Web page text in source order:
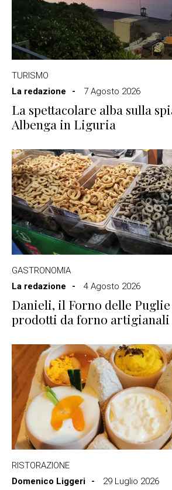
TURISMO
La redazione
7 Agosto 2026
La spettacolare alba sulla
Albenga in Liguria
GASTRONOMIA
La redazione
4 Agosto 2026
Danieli, il Forno delle
prodotti da forno artigianali
RISTORAZIONE
Domenico Liggeri
29 Luglio 2026